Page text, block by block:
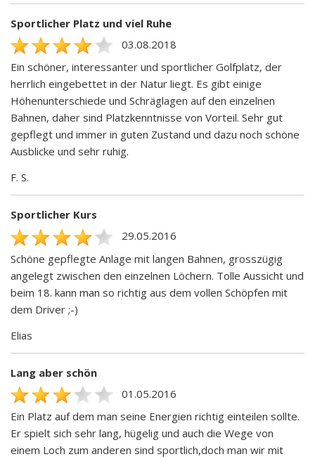
Sportlicher Platz und viel Ruhe
03.08.2018
Ein schöner, interessanter und sportlicher Golfplatz, der
herrlich eingebettet in der Natur liegt. Es gibt einige
Höhenunterschiede und Schräglagen auf den einzelnen
Bahnen, daher sind Platzkenntnisse von Vorteil. Sehr gut
gepflegt und immer in guten Zustand und dazu noch schöne
Ausblicke und sehr ruhig.
F. S.
Sportlicher Kurs
29.05.2016
Schöne gepflegte Anlage mit langen Bahnen, grosszügig
angelegt zwischen den einzelnen Löchern. Tolle Aussicht und
beim 18. kann man so richtig aus dem vollen Schöpfen mit
dem Driver ;-)
Elias
Lang aber schön
01.05.2016
Ein Platz auf dem man seine Energien richtig einteilen sollte.
Er spielt sich sehr lang, hügelig und auch die Wege von
einem Loch zum anderen sind sportlich,doch man wir mit